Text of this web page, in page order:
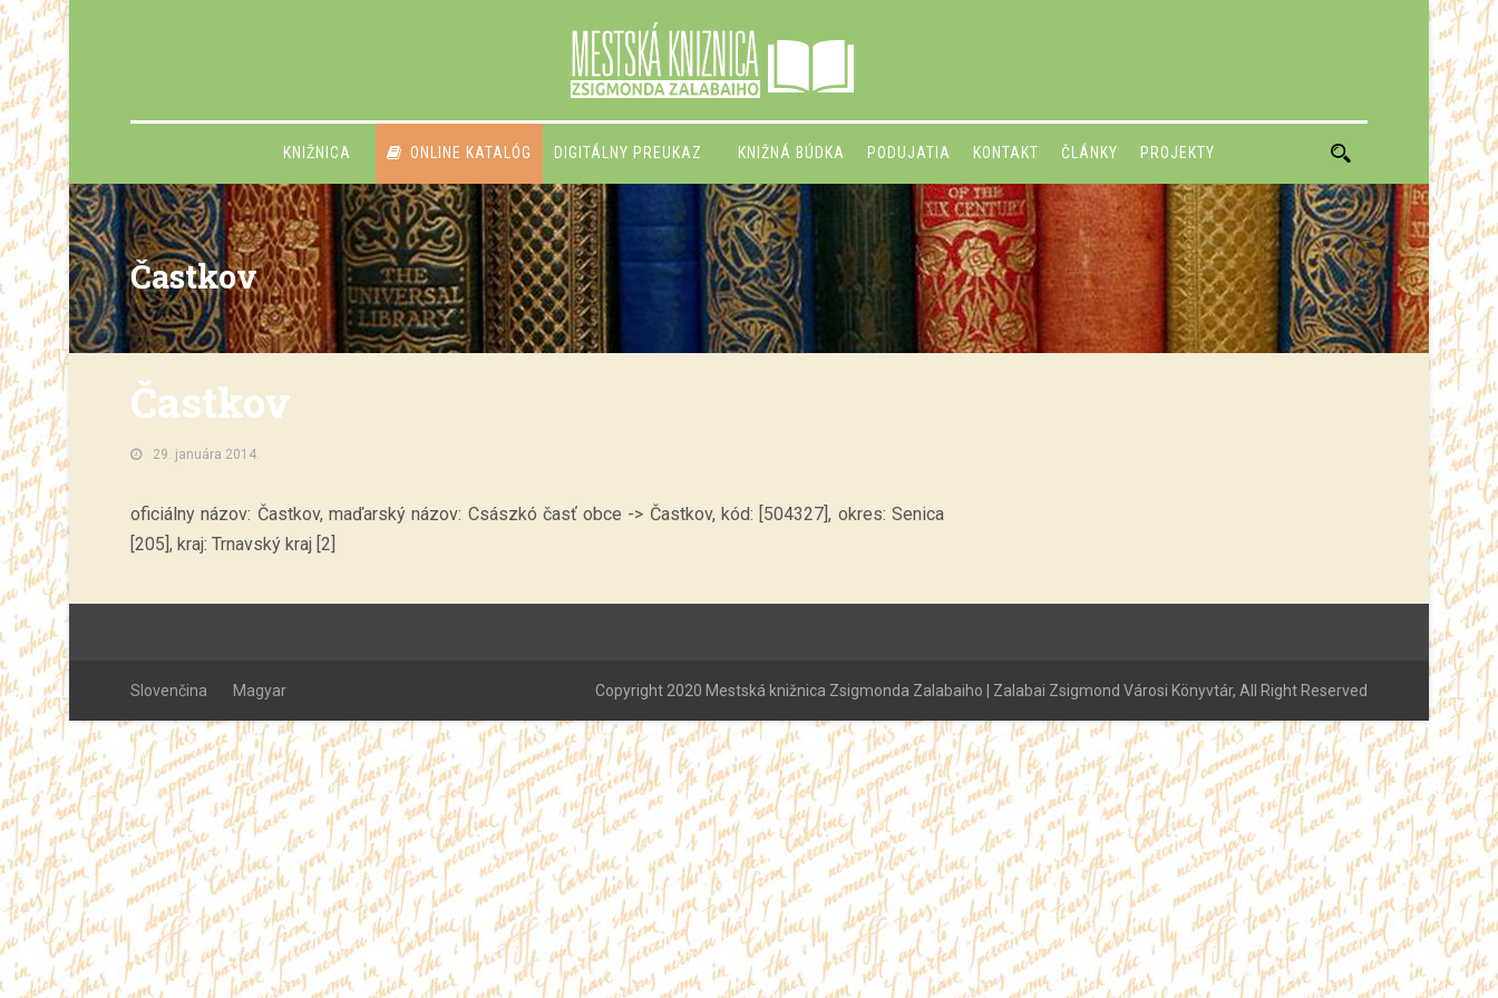
KNIŽNICA ONLINE KATALÓG DIGITÁLNY PREUKAZ KNIŽNÁ BÚDKA PODUJATIA KONTAKT ČLÁNKY PROJEKTY
Častkov
Častkov
29. januára 2014.
oficiálny názov: Častkov, maďarský názov: Császkó časť obce -> Častkov, kód: [504327], okres: Senica
[205], kraj: Trnavský kraj [2]
Slovenčina Magyar Copyright 2020 Mestská knižnica Zsigmonda Zalabaiho | Zalabai Zsigmond Városi Könyvtár, All Right Reserved